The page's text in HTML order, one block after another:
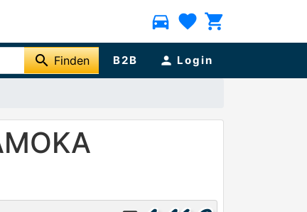
directions_car favorite shopping_cart
search Finden B2B person Login